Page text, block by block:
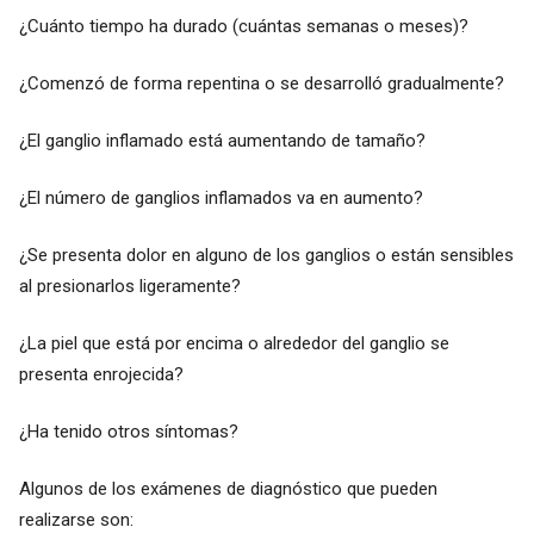
¿Cuánto tiempo ha durado (cuántas semanas o meses)?
¿Comenzó de forma repentina o se desarrolló gradualmente?
¿El ganglio inflamado está aumentando de tamaño?
¿El número de ganglios inflamados va en aumento?
¿Se presenta dolor en alguno de los ganglios o están sensibles
al presionarlos ligeramente?
¿La piel que está por encima o alrededor del ganglio se
presenta enrojecida?
¿Ha tenido otros síntomas?
Algunos de los exámenes de diagnóstico que pueden
realizarse son: